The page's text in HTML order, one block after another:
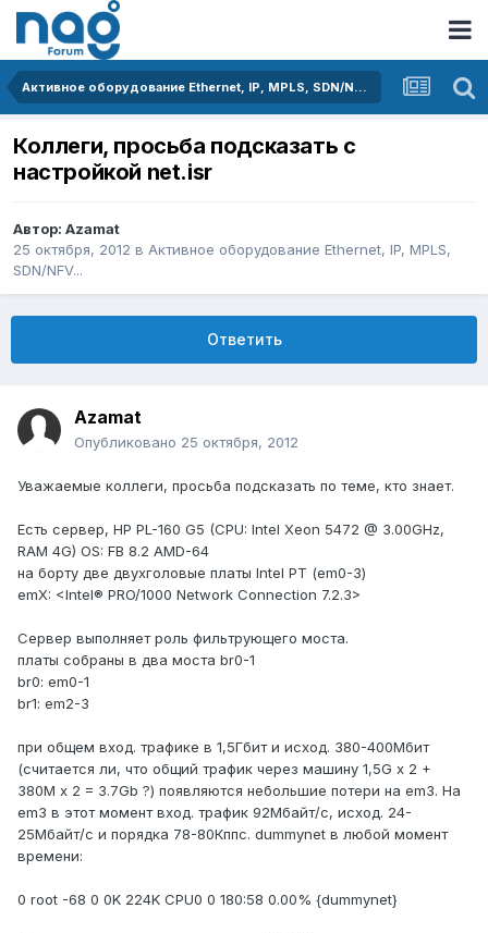
Активное оборудование Ethernet, IP, MPLS, SDN/NFV...
Коллеги, просьба подсказать с
настройкой net.isr
Автор: Azamat
25 октября, 2012 в Активное оборудование Ethernet, IP, MPLS,
SDN/NFV...
Ответить
Azamat
Опубликовано 25 октября, 2012
Уважаемые коллеги, просьба подсказать по теме, кто знает.
Есть сервер, HP PL-160 G5 (CPU: Intel Xeon 5472 @ 3.00GHz,
RAM 4G) OS: FB 8.2 AMD-64
на борту две двухголовые платы Intel PT (em0-3)
emX: <Intel® PRO/1000 Network Connection 7.2.3>
Сервер выполняет роль фильтрующего моста.
платы собраны в два моста br0-1
br0: em0-1
br1: em2-3
при общем вход. трафике в 1,5Гбит и исход. 380-400Мбит
(считается ли, что общий трафик через машину 1,5G x 2 +
380M x 2 = 3.7Gb ?) появляются небольшие потери на em3. На
em3 в этот момент вход. трафик 92Мбайт/с, исход. 24-
25Мбайт/с и порядка 78-80Кппс. dummynet в любой момент
времени:
0 root -68 0 0K 224K CPU0 0 180:58 0.00% {dummynet}